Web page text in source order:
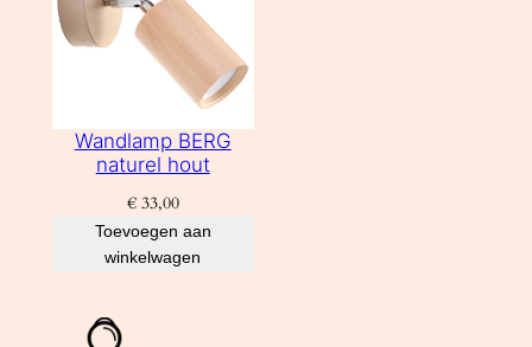
Wandlamp BERG
naturel hout
€33,00
Toevoegen aan
winkelwagen